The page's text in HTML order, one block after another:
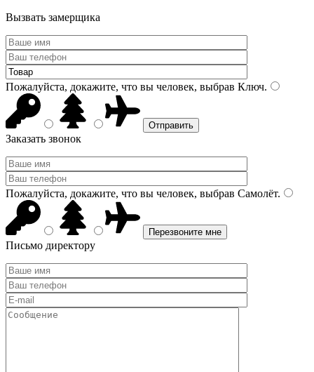
Вызвать замерщика
Пожалуйста, докажите, что вы человек, выбрав Ключ.
Заказать звонок
Пожалуйста, докажите, что вы человек, выбрав Самолёт.
Письмо директору